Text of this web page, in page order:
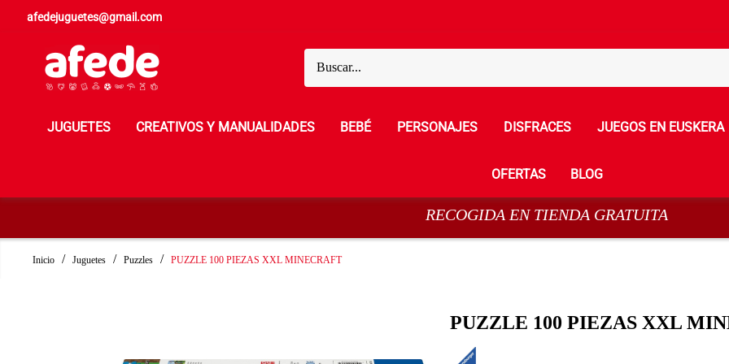
afedejuguetes@gmail.com
JUGUETES CREATIVOS Y MANUALIDADES BEBÉ PERSONAJES DISFRACES JUEGOS EN EUSKERA
OFERTAS BLOG
RECOGIDA EN TIENDA GRATUITA
Inicio Juguetes Puzzles PUZZLE 100 PIEZAS XXL MINECRAFT
PUZZLE 100 PIEZAS XXL